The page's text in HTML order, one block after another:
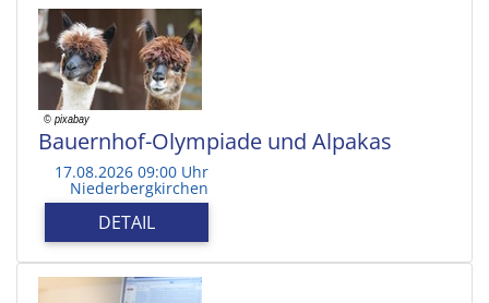
Bauernhof-Olympiade und Alpakas
17.08.2026 09:00 Uhr
Niederbergkirchen
DETAIL